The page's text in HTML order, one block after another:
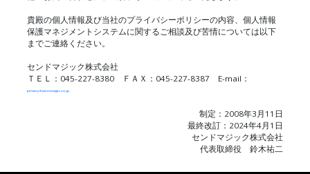
貴殿の個人情報及び当社のプライバシーポリシーの内容、個人情報
保護マネジメントシステムに関するご相談及び苦情については以下
までご連絡ください。
センドマジック株式会社
ＴＥＬ：045-227-8380 ＦＡＸ：045-227-8387 E-mail：
制定：2008年3月11日
最終改訂：2024年4月1日
センドマジック株式会社
代表取締役 鈴木祐二